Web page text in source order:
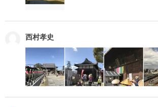
西村孝史